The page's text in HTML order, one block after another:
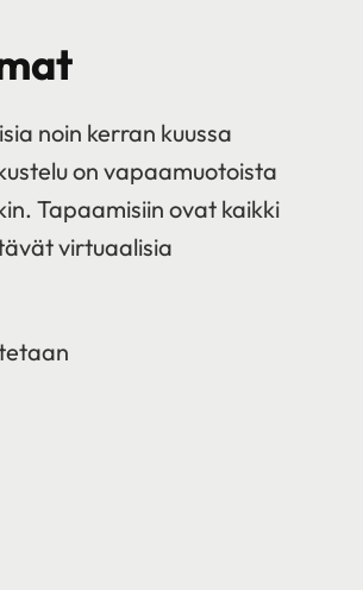
noin kerran kuussa
on vapaamuotoista
Tapaamisiin ovat kaikki
virtuaalisia